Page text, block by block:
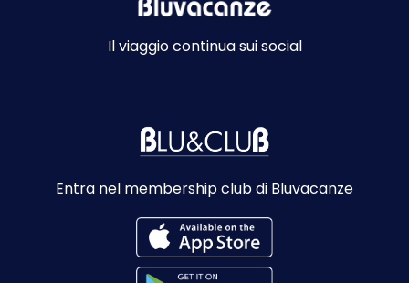
Il viaggio continua sui social
Entra nel membership club di Bluvacanze